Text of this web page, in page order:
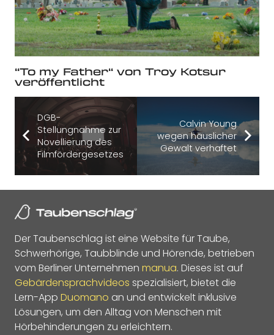
“To my Father“ von Troy Kotsur
veröffentlicht
DGB-
Stellungnahme zur
Novellierung des
Filmfördergesetzes
Calvin Young
wegen häuslicher
Gewalt verhaftet
Der Taubenschlag ist eine Website für Taube,
Schwerhörige, Taubblinde und Hörende, betrieben
vom Berliner Unternehmen manua. Dieses ist auf
Gebärdensprachvideos spezialisiert, bietet die
Lern-App Duomano an und entwickelt inklusive
Lösungen, um den Alltag von Menschen mit
Hörbehinderungen zu erleichtern.